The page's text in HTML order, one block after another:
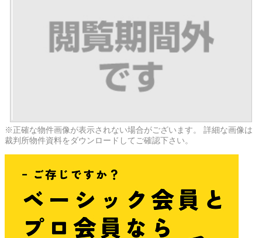
※正確な物件画像が表示されない場合がございます。 詳細な画像は
裁判所物件資料をダウンロードしてご確認下さい。